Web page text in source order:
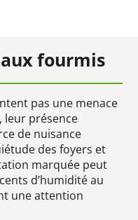
fourmis
pas une menace
leur présence
de nuisance
des foyers et
marquée peut
d’humidité au
une attention